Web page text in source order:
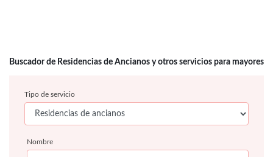
Buscador de Residencias de Ancianos y otros servicios para mayores
Tipo de servicio
Nombre